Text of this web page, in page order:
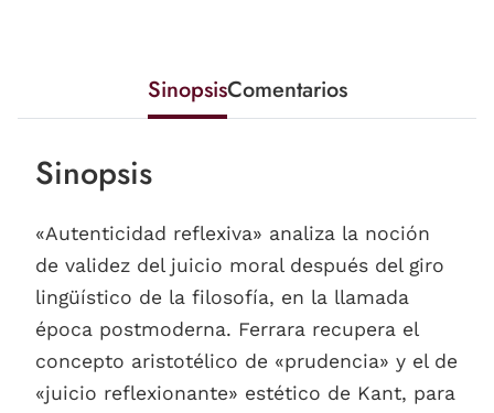
SinopsisComentarios
Sinopsis
«Autenticidad reflexiva» analiza la noción
de validez del juicio moral después del giro
lingüístico de la filosofía, en la llamada
época postmoderna. Ferrara recupera el
concepto aristotélico de «prudencia» y el de
«juicio reflexionante» estético de Kant, para